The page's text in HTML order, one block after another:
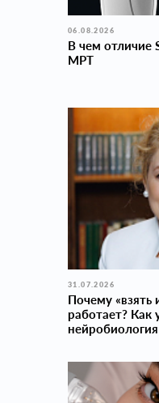
06.08.2026
В чем отличие
MPT
31.07.2026
Почему «взять
работает? Как